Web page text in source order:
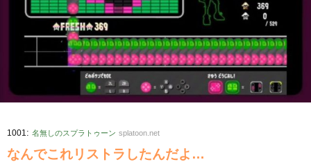
1001: 名無しのスプラトゥーン splatoon.net
なんでこれリストラしたんだよ…